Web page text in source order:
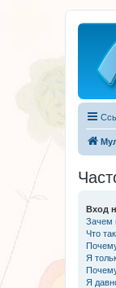
Вход
Зачем
Что
Я
Я